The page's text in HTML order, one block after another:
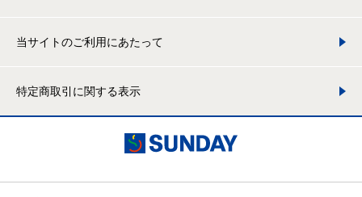
当サイトのご利用にあたって
特定商取引に関する表示